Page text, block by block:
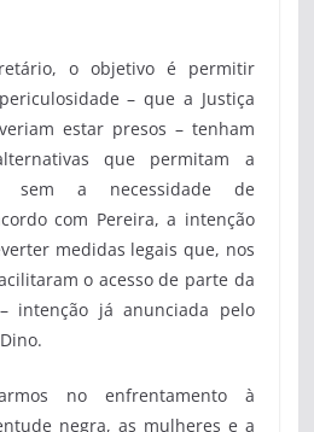
o objetivo é permitir
– que a Justiça
estar presos – tenham
que permitam a
sem a necessidade de
com Pereira, a intenção
medidas legais que, nos
o acesso de parte da
intenção já anunciada pelo
no enfrentamento à
negra, as mulheres e a